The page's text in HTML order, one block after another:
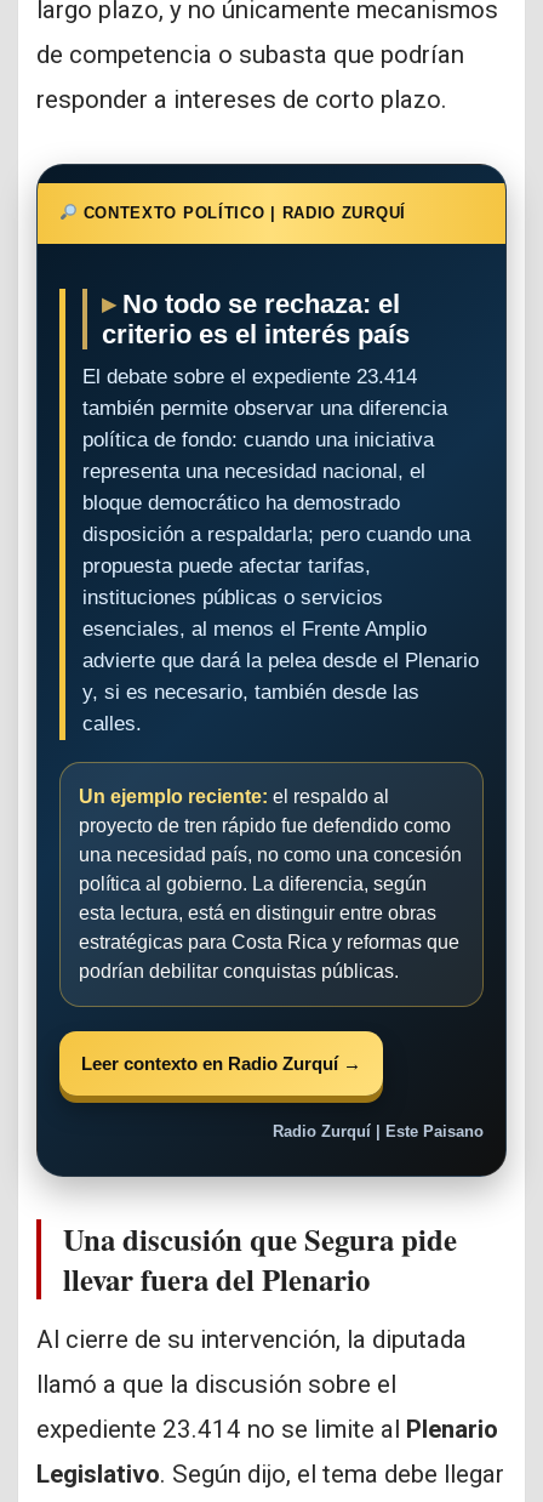
largo plazo, y no únicamente mecanismos
de competencia o subasta que podrían
responder a intereses de corto plazo.
CONTEXTO POLÍTICO | RADIO ZURQUÍ
No todo se rechaza: el
criterio es el interés país
El debate sobre el expediente 23.414
también permite observar una diferencia
política de fondo: cuando una iniciativa
representa una necesidad nacional, el
bloque democrático ha demostrado
disposición a respaldarla; pero cuando una
propuesta puede afectar tarifas,
instituciones públicas o servicios
esenciales, al menos el Frente Amplio
advierte que dará la pelea desde el Plenario
y, si es necesario, también desde las
calles.
Un ejemplo reciente: el respaldo al
proyecto de tren rápido fue defendido como
una necesidad país, no como una concesión
política al gobierno. La diferencia, según
esta lectura, está en distinguir entre obras
estratégicas para Costa Rica y reformas que
podrían debilitar conquistas públicas.
Leer contexto en Radio Zurquí →
Radio Zurquí | Este Paisano
Una discusión que Segura pide
llevar fuera del Plenario
Al cierre de su intervención, la diputada
llamó a que la discusión sobre el
expediente 23.414 no se limite al Plenario
Legislativo. Según dijo, el tema debe llegar